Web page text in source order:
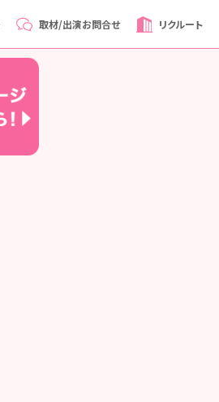
取材/出演お問合せ リクルート